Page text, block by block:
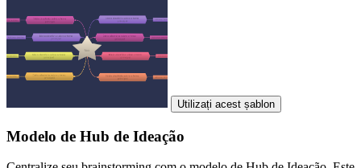
Utilizați acest șablon
Modelo de Hub de Ideação